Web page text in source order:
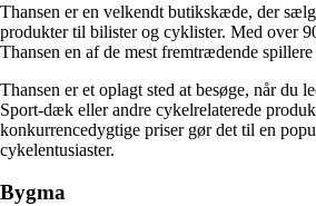
Thansen er en velkendt butikskæde, der
produkter til bilister og cyklister. Med over
Thansen en af de mest fremtrædende spillere
Thansen er et oplagt sted at besøge, når du
Sport-dæk eller andre cykelrelaterede
konkurrencedygtige priser gør det til en
cykelentusiaster.
Bygma